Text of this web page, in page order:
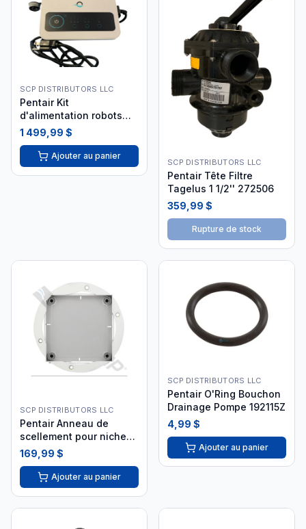
SCP DISTRIBUTORS LLC
Pentair Kit
d'alimentation robots
Prowler
1 499,99 $
Ajouter au panier
SCP DISTRIBUTORS LLC
Pentair Tête Filtre
Tagelus 1 1/2'' 272506
359,99 $
Rupture de stock
SCP DISTRIBUTORS LLC
Pentair Anneau de
scellement pour niche
petite blanche
169,99 $
Ajouter au panier
SCP DISTRIBUTORS LLC
Pentair O'Ring Bouchon
Drainage Pompe 192115Z
4,99 $
Ajouter au panier